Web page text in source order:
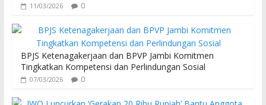
11/03/2026 0
BPJS Ketenagakerjaan dan BPVP Jambi Komitmen
Tingkatkan Kompetensi dan Perlindungan Sosial
07/03/2026 0